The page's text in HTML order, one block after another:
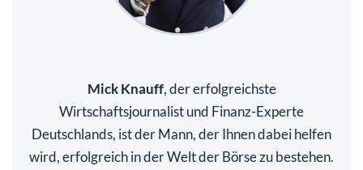
Mick Knauff, der erfolgreichste
Wirtschaftsjournalist und Finanz-Experte
Deutschlands, ist der Mann, der Ihnen dabei helfen
wird, erfolgreich in der Welt der Börse zu bestehen.